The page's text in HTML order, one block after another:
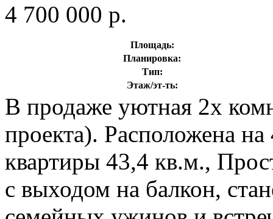
4 700 000 р.
Площадь:
Планировка:
Тип:
Этаж/эт-ть:
В продаже уютная 2х
проекта). Расположена
квартиры 43,4 кв.м.,
с выходом на балкон,